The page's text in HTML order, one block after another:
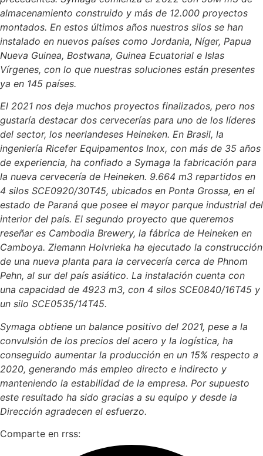
almacenamiento construido y más de 12.000 proyectos
montados. En estos últimos años nuestros silos se han
instalado en nuevos países como Jordania, Níger, Papua
Nueva Guinea, Bostwana, Guinea Ecuatorial e Islas
Vírgenes, con lo que nuestras soluciones están presentes
ya en 145 países.
El 2021 nos deja muchos proyectos finalizados, pero nos
gustaría destacar dos cervecerías para uno de los líderes
del sector, los neerlandeses Heineken. En Brasil, la
ingeniería Ricefer Equipamentos Inox, con más de 35 años
de experiencia, ha confiado a Symaga la fabricación para
la nueva cervecería de Heineken. 9.664 m3 repartidos en
4 silos SCE0920/30T45, ubicados en Ponta Grossa, en el
estado de Paraná que posee el mayor parque industrial del
interior del país. El segundo proyecto que queremos
reseñar es Cambodia Brewery, la fábrica de Heineken en
Camboya. Ziemann Holvrieka ha ejecutado la construcción
de una nueva planta para la cervecería cerca de Phnom
Pehn, al sur del país asiático. La instalación cuenta con
una capacidad de 4923 m3, con 4 silos SCE0840/16T45 y
un silo SCE0535/14T45.
Symaga obtiene un balance positivo del 2021, pese a la
convulsión de los precios del acero y la logística, ha
conseguido aumentar la producción en un 15% respecto a
2020, generando más empleo directo e indirecto y
manteniendo la estabilidad de la empresa. Por supuesto
este resultado ha sido gracias a su equipo y desde la
Dirección agradecen el esfuerzo.
Comparte en rrss: